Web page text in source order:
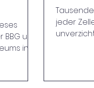
und
in
jeder